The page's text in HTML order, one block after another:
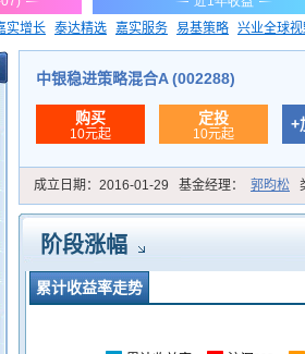
实增长 泰达精选 嘉实服务 易基策略 兴业全球
ETF
中银稳进策略混合A (002288)
购买
10元起
定投
10元起
+
成立日期： 2016-01-29 基金经理： 郭昀松
阶段涨幅
累计收益率走势